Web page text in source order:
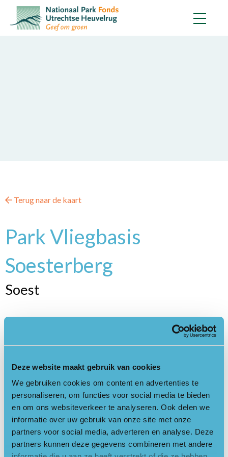
Deze website maakt gebruik van cookies
We gebruiken cookies om content en advertenties te
personaliseren, om functies voor social media te bieden
en om ons websiteverkeer te analyseren. Ook delen we
informatie over uw gebruik van onze site met onze
partners voor social media, adverteren en analyse. Deze
partners kunnen deze gegevens combineren met andere
Terug naar de kaart
Park Vliegbasis
Soesterberg
Soest
Ervaar het weidse uitzicht vanaf de landingsbaan en geniet van
de bijzondere natuur. Voel de dreiging van de koude oorlog als
Soesterberg is een uniek gebied, een schatkamer vol
verrassingen. Ontdek de voormalige vliegbasis te voet of op
de fiets, op eigen houtje of onder begeleiding van een gids.
Startpunt van excursies en gemarkeerde wandelroutes is het
informatiecentrum Park Vliegbasis Soesterberg.
Het Park is dagelijks vrij toegankelijk tussen zonsopkomst en
zonsondergang. De landingsbaan is tijdens het broedseizoen